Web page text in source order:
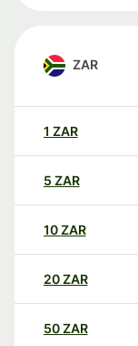
ZAR
1 ZAR
5 ZAR
10ZAR
20ZAR
50ZAR